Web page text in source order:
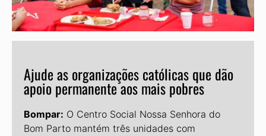
Ajude as organizações católicas que dão
apoio permanente aos mais pobres
Bompar: O Centro Social Nossa Senhora do
Bom Parto mantém três unidades com